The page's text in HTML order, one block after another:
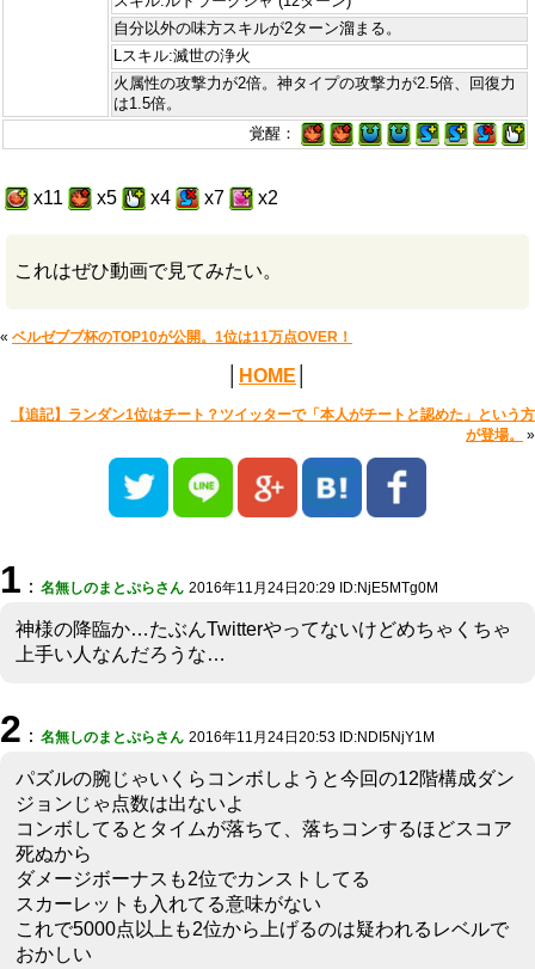
自分以外の味方スキルが2ターン溜まる。
Lスキル:滅世の浄火
火属性の攻撃力が2倍。神タイプの攻撃力が2.5倍、回復力
は1.5倍。
覚醒：
x11 x5 x4 x7 x2
これはぜひ動画で見てみたい。
« ベルゼブブ杯のTOP10が公開。1位は11万点OVER！
HOME
【追記】ランダン1位はチート？ツイッターで「本人がチートと認めた」という方
が登場。
»
1 ： 名無しのまとぷらさん 2016年11月24日20:29 ID:NjE5MTg0M
神様の降臨か…たぶんTwitterやってないけどめちゃくちゃ
上手い人なんだろうな…
2 ： 名無しのまとぷらさん 2016年11月24日20:53 ID:NDI5NjY1M
パズルの腕じゃいくらコンボしようと今回の12階構成ダン
ジョンじゃ点数は出ないよ
コンボしてるとタイムが落ちて、落ちコンするほどスコア
死ぬから
ダメージボーナスも2位でカンストしてる
スカーレットも入れてる意味がない
これで5000点以上も2位から上げるのは疑われるレベルで
おかしい